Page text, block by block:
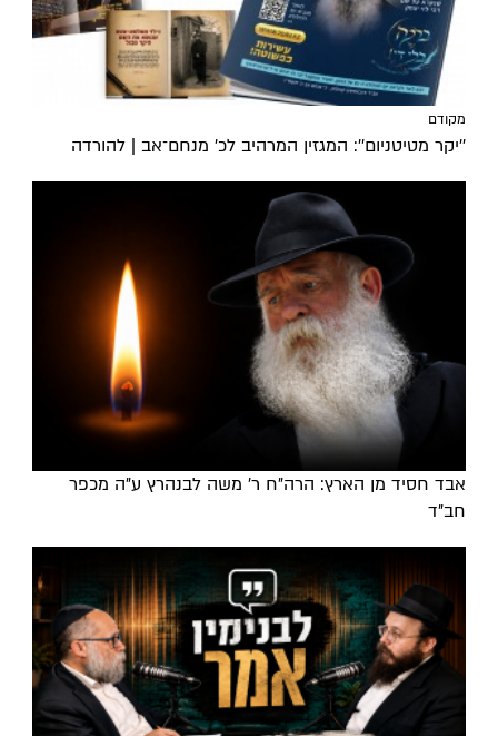
מקודם
''יקר מטיטניום'': המגזין המרהיב לכ’ מנחם־אב | להורדה
אבד חסיד מן הארץ: הרה"ח ר' משה לבנהרץ ע"ה מכפר
חב"ד